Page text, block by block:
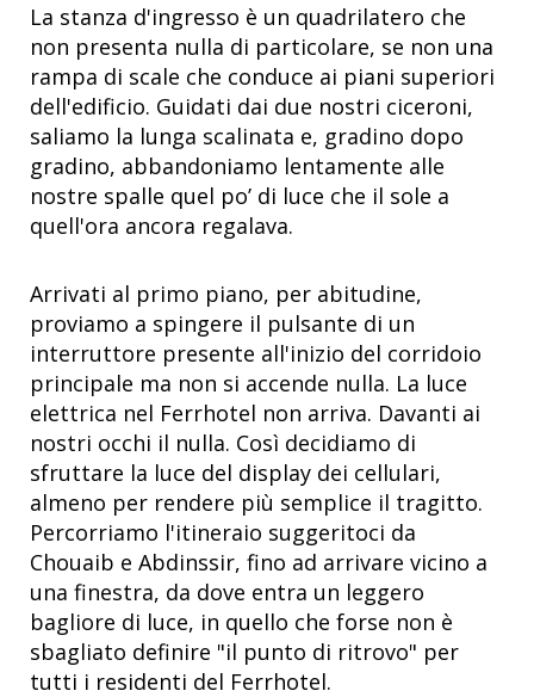
La stanza d'ingresso è un quadrilatero che
non presenta nulla di particolare, se non una
rampa di scale che conduce ai piani superiori
dell'edificio. Guidati dai due nostri ciceroni,
saliamo la lunga scalinata e, gradino dopo
gradino, abbandoniamo lentamente alle
nostre spalle quel po’ di luce che il sole a
quell'ora ancora regalava.
Arrivati al primo piano, per abitudine,
proviamo a spingere il pulsante di un
interruttore presente all'inizio del corridoio
principale ma non si accende nulla. La luce
elettrica nel Ferrhotel non arriva. Davanti ai
nostri occhi il nulla. Così decidiamo di
sfruttare la luce del display dei cellulari,
almeno per rendere più semplice il tragitto.
Percorriamo l'itineraio suggeritoci da
Chouaib e Abdinssir, fino ad arrivare vicino a
una finestra, da dove entra un leggero
bagliore di luce, in quello che forse non è
sbagliato definire "il punto di ritrovo" per
tutti i residenti del Ferrhotel.